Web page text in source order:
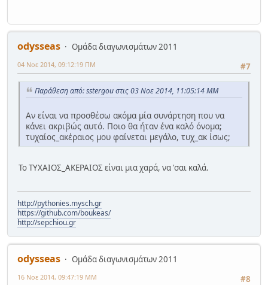
odysseas
Ομάδα διαγωνισμάτων 2011
#7
04 Νοε 2014, 09:12:19 ΠΜ
Παράθεση από: sstergou στις 03 Νοε 2014, 11:05:14 ΜΜ
Αν είναι να προσθέσω ακόμα μία συνάρτηση που να
κάνει ακριβώς αυτό. Ποιο θα ήταν ένα καλό όνομα;
τυχαίος_ακέραιος μου φαίνεται μεγάλο, τυχ_ακ ίσως;
Το ΤΥΧΑΙΟΣ_ΑΚΕΡΑΙΟΣ είναι μια χαρά, να 'σαι καλά.
http://pythonies.mysch.gr
https://github.com/boukeas/
http://sepchiou.gr
odysseas
Ομάδα διαγωνισμάτων 2011
#8
16 Νοε 2014, 09:47:19 ΜΜ